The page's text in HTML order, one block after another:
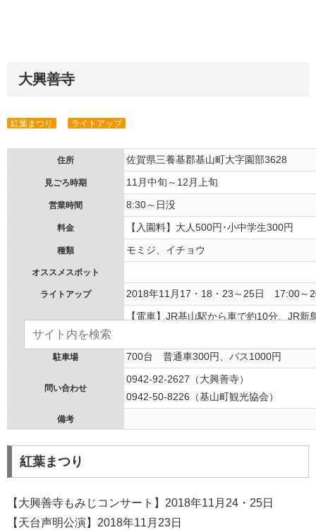
大興善寺
紅葉まつり ライトアップ
住所 佐賀県三養基郡基山町大字園部3628
見ごろ時期 11月中旬～12月上旬
営業時間 8:30～日没
料金 【入園料】大人500円･小中学生300円
種類 モミジ、イチョウ
オススメスポット
ライトアップ 2018年11月17・18・23～25日 17:00～
【電車】JR基山駅から車で約10分、JR
駐車場 700台 普通車300円、バス1000円
問い合わせ
0942-92-2627（大興善寺）
0942-50-8226（基山町観光協会）
備考
紅葉まつり
【大興善寺もみじコンサート】2018年11月24・25日
【天台声明公演】2018年11月23日